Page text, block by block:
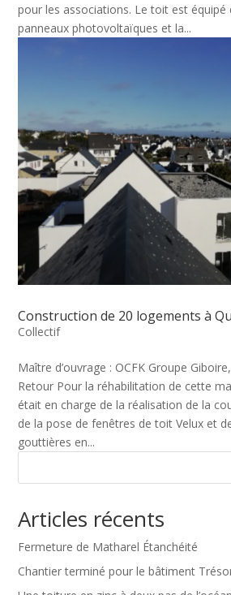
pour les associations. Le toit est équipé
panneaux photovoltaïques et la...
Construction de 20 logements à
Collectif
Maître d’ouvrage : OCFK Groupe
Retour Pour la réhabilitation de cette
était en charge de la réalisation de la
de la pose de fenêtres de toit Velux et
gouttières en...
Articles récents
Fermeture de Matharel Étanchéité
Chantier terminé pour le bâtiment